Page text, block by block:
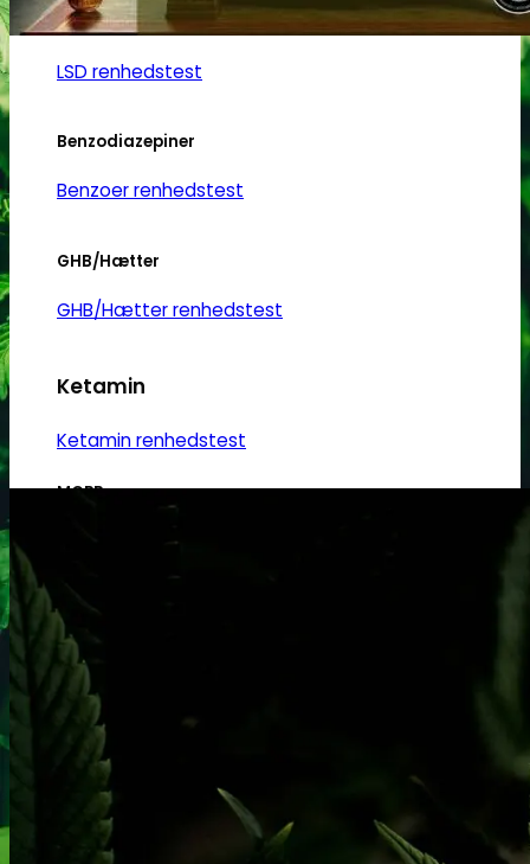
LSD
LSD renhedstest
Benzodiazepiner
Benzoer renhedstest
GHB/Hætter
GHB/Hætter renhedstest
Ketamin
Ketamin renhedstest
MCPP
Opiater
Opiater renhedstest
THC/Cannabinoider
THC test
Cannabinoider test